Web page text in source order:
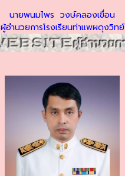
นายพนมไพร วงษ์คลองเขื่อน
ผู้อำนวยการโรงเรียนท่าแพผดุงวิทย์